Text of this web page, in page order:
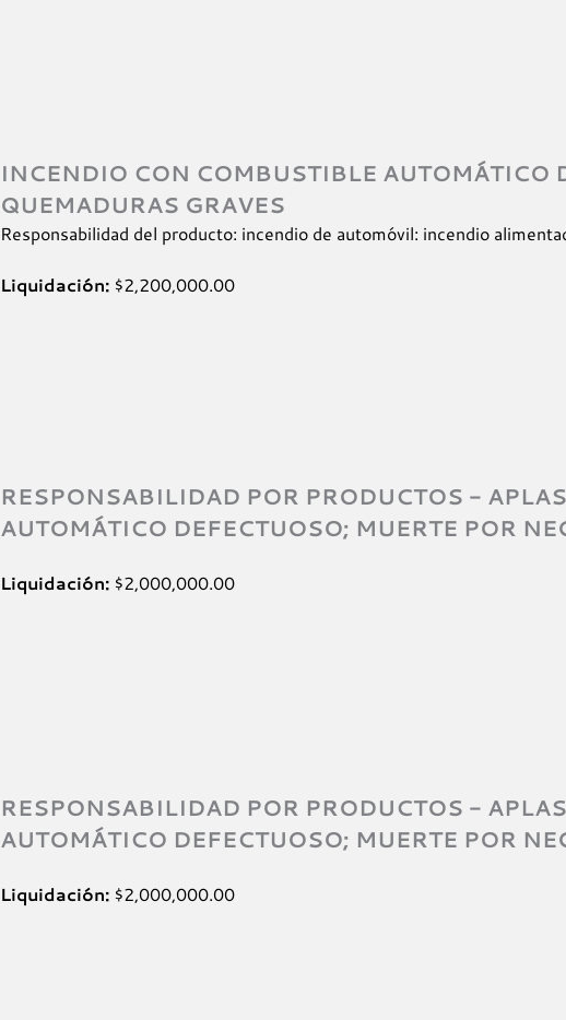
INCENDIO CON COMBUSTIBLE AUTOMÁTICO
QUEMADURAS GRAVES
Responsabilidad del producto: incendio de automóvil: incendio
Liquidación: $2,200,000.00
RESPONSABILIDAD POR PRODUCTOS -
AUTOMÁTICO DEFECTUOSO; MUERTE POR
Liquidación: $2,000,000.00
RESPONSABILIDAD POR PRODUCTOS -
AUTOMÁTICO DEFECTUOSO; MUERTE POR
Liquidación: $2,000,000.00